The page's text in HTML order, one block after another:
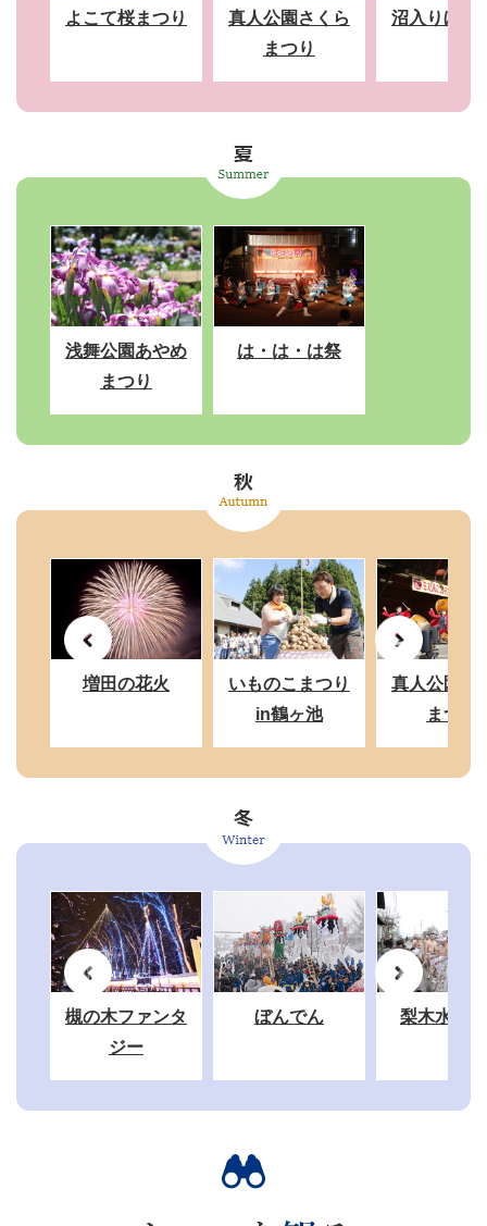
よこて桜まつり
真人公園さくら
まつり
沼入りぼん
浅舞公園あやめ
まつり
は・は・は祭
増田の花火
いものこまつり
in鶴ヶ池
真人公園り
まつり
槻の木ファンタ
ジー
ぼんでん 梨木水か